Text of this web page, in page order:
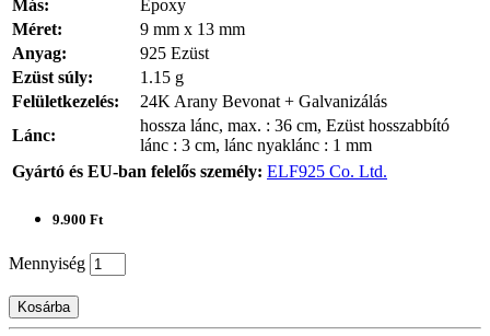
Más:
Epoxy
Méret:
9 mm x 13 mm
Anyag:
925 Ezüst
Ezüst súly:
1.15 g
Felületkezelés:
24K Arany Bevonat + Galvanizálás
Lánc:
hossza lánc, max. : 36 cm, Ezüst hosszabbító
lánc : 3 cm, lánc nyaklánc : 1 mm
Gyártó és EU-ban felelős személy: ELF925 Co. Ltd.
9.900 Ft
Mennyiség
Kosárba